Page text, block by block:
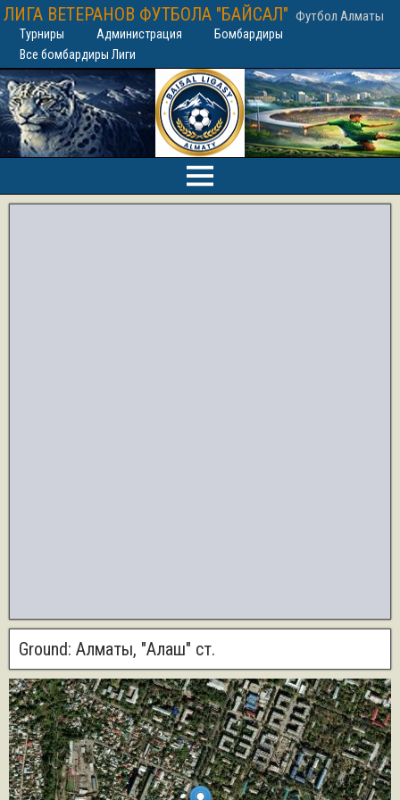
ЛИГА ВЕТЕРАНОВ ФУТБОЛА "БАЙСАЛ" Футбол Алматы
Турниры Администрация
Бомбардиры
Все бомбардиры Лиги
Ground: Алматы, "Алаш" ст.